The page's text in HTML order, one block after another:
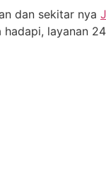
dan sekitar nya
layanan